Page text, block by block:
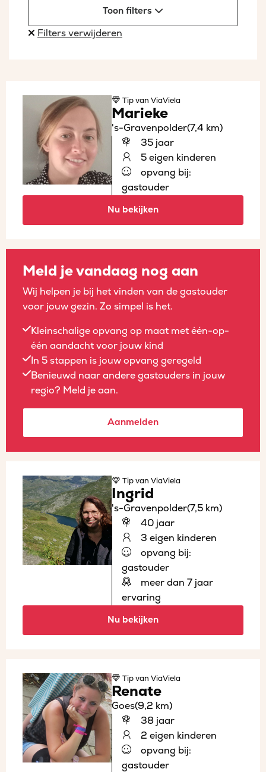
Toon filters
Filters verwijderen
Tipvan ViaViela
Marieke
's-Gravenpolder(7,4 km)
35 jaar
5 eigen kinderen
opvang bij:
gastouder
Nu bekijken
Meld je vandaag nog aan
Wij helpen je bij het vinden van de gastouder
voor jouw gezin. Zo simpel is het.
Kleinschalige opvang op maat met één-op-
één aandacht voor jouw kind
In 5 stappen is jouw opvang geregeld
Benieuwd naar andere gastouders in jouw
regio? Meld je aan.
Aanmelden
Tipvan ViaViela
Ingrid
's-Gravenpolder(7,5 km)
40 jaar
3 eigen kinderen
opvang bij:
gastouder
meer dan 7 jaar
ervaring
Nu bekijken
Tipvan ViaViela
Renate
Goes(9,2 km)
38 jaar
2 eigen kinderen
opvang bij:
gastouder